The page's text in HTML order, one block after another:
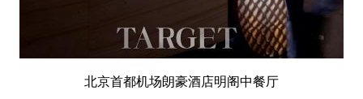
北京首都机场朗豪酒店明阁中餐厅